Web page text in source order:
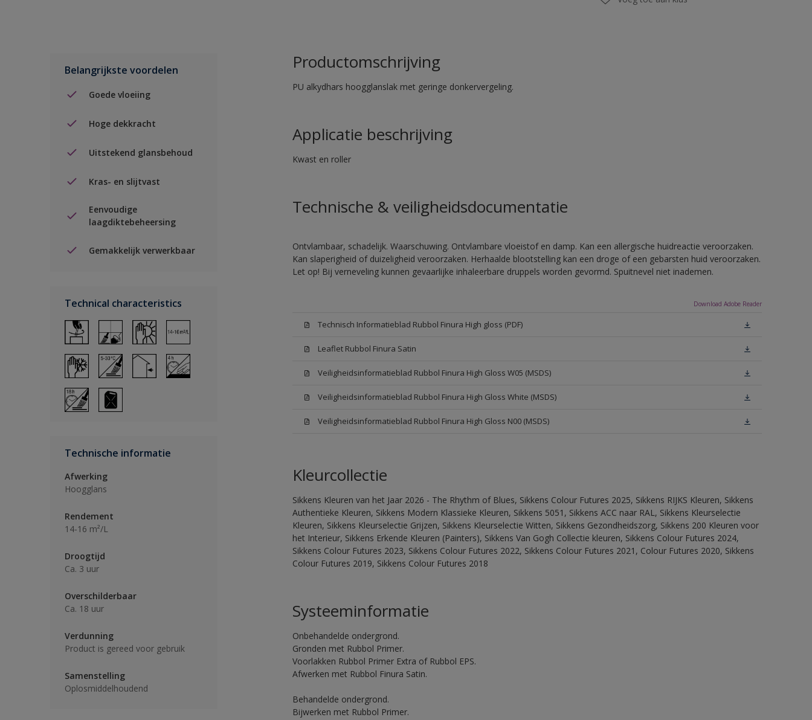
Belangrijkste voordelen
Goede vloeiing
Hoge dekkracht
Uitstekend glansbehoud
Kras- en slijtvast
Eenvoudige
laagdiktebeheersing
Gemakkelijk verwerkbaar
Technical characteristics
Technische informatie
Afwerking
Hoogglans
Rendement
14-16 m²/L
Droogtijd
Ca. 3 uur
Overschilderbaar
Ca. 18 uur
Verdunning
Product is gereed voor gebruik
Samenstelling
Oplosmiddelhoudend
Productomschrijving
PU alkydhars hoogglanslak met geringe donkervergeling.
Applicatie beschrijving
Kwast en roller
Technische & veiligheidsdocumentatie
Ontvlambaar, schadelijk. Waarschuwing. Ontvlambare vloeistof en damp. Kan een allergische huidreactie veroorzaken.
Kan slaperigheid of duizeligheid veroorzaken. Herhaalde blootstelling kan een droge of een gebarsten huid veroorzaken.
Let op! Bij verneveling kunnen gevaarlijke inhaleerbare druppels worden gevormd. Spuitnevel niet inademen.
Download Adobe Reader
Technisch Informatieblad Rubbol Finura High gloss (PDF)
Leaflet Rubbol Finura Satin
Veiligheidsinformatieblad Rubbol Finura High Gloss W05 (MSDS)
Veiligheidsinformatieblad Rubbol Finura High Gloss White (MSDS)
Veiligheidsinformatieblad Rubbol Finura High Gloss N00 (MSDS)
Kleurcollectie
Sikkens Kleuren van het Jaar 2026 - The Rhythm of Blues, Sikkens Colour Futures 2025, Sikkens RIJKS Kleuren, Sikkens
Authentieke Kleuren, Sikkens Modern Klassieke Kleuren, Sikkens 5051, Sikkens ACC naar RAL, Sikkens Kleurselectie
Kleuren, Sikkens Kleurselectie Grijzen, Sikkens Kleurselectie Witten, Sikkens Gezondheidszorg, Sikkens 200 Kleuren voor
het Interieur, Sikkens Erkende Kleuren (Painters), Sikkens Van Gogh Collectie kleuren, Sikkens Colour Futures 2024,
Sikkens Colour Futures 2023, Sikkens Colour Futures 2022, Sikkens Colour Futures 2021, Colour Futures 2020, Sikkens
Colour Futures 2019, Sikkens Colour Futures 2018
Systeeminformatie
Onbehandelde ondergrond.
Gronden met Rubbol Primer.
Voorlakken Rubbol Primer Extra of Rubbol EPS.
Afwerken met Rubbol Finura Satin.
Behandelde ondergrond.
Bijwerken met Rubbol Primer.